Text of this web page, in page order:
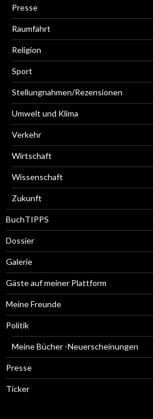
Presse
Raumfahrt
Religion
Sport
Stellungnahmen/Rezensionen
Umwelt und Klima
Verkehr
Wirtschaft
Wissenschaft
Zukunft
BuchTIPPS
Dossier
Galerie
Gäste auf meiner Plattform
Meine Freunde
Politik
Meine Bücher -Neuerscheinungen
Presse
Ticker